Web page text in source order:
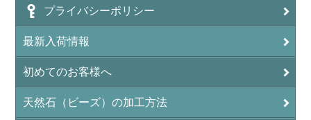
プライバシーポリシー
最新入荷情報
初めてのお客様へ
天然石（ビーズ）の加工方法